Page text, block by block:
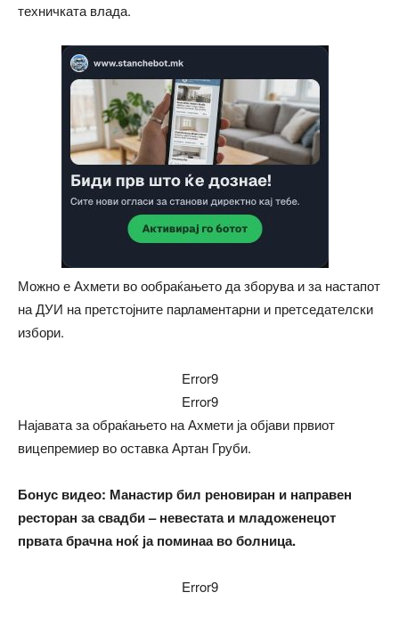
техничката влада.
Можно е Ахмети во ообраќањето да зборува и за настапот
на ДУИ на претстојните парламентарни и претседателски
избори.
Error9
Error9
Најавата за обраќањето на Ахмети ја објави првиот
вицепремиер во оставка Артан Груби.
Бонус видео: Манастир бил реновиран и направен
ресторан за свадби – невестата и младоженецот
првата брачна ноќ ја поминаа во болница.
Error9